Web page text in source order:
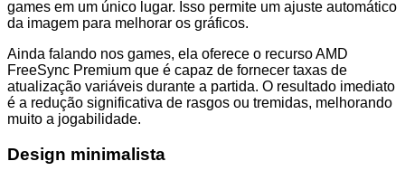
games em um único lugar. Isso permite um ajuste automático
da imagem para melhorar os gráficos.
Ainda falando nos games, ela oferece o recurso AMD
FreeSync Premium que é capaz de fornecer taxas de
atualização variáveis durante a partida. O resultado imediato
é a redução significativa de rasgos ou tremidas, melhorando
muito a jogabilidade.
Design minimalista